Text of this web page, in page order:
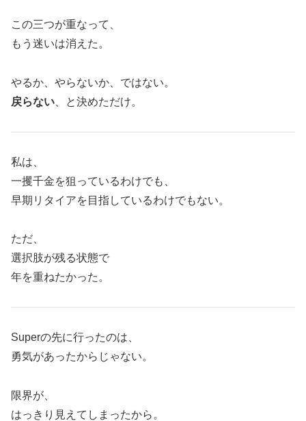
この三つが重なって、
もう迷いは消えた。
やるか、やらないか、ではない。
戻らない 、と決めただけ。
私は、
一攫千金を狙っているわけでも、
早期リタイアを目指しているわけでもない。
ただ、
選択肢が残る状態で
年を重ねたかった。
Superの先に行ったのは、
勇気があったからじゃない。
限界が、
はっきり見えてしまったから。